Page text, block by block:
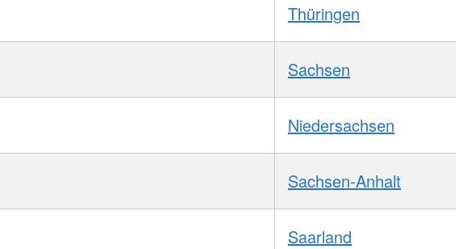
Thüringen
Sachsen
Niedersachsen
Sachsen-Anhalt
Saarland